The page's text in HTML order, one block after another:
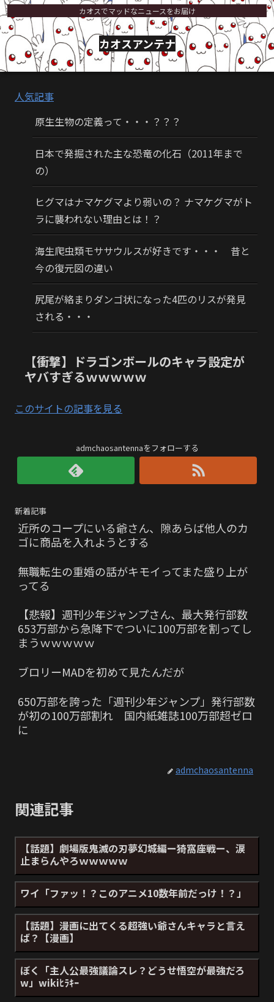
カオスでマッドなニュースをお届け
カオスアンテナ
人気記事
原生生物の定義って・・・？？？
日本で発掘された主な恐竜の化石（2011年まで
の）
ヒグマはナマケグマより弱いの？ ナマケグマがト
ラに襲われない理由とは！？
海生爬虫類モササウルスが好きです・・・ 昔と
今の復元図の違い
尻尾が絡まりダンゴ状になった4匹のリスが発見
される・・・
【衝撃】ドラゴンボールのキャラ設定が
ヤバすぎるｗｗｗｗｗ
このサイトの記事を見る
admchaosantennaをフォローする
新着記事
近所のコープにいる爺さん、隙あらば他人のカ
ゴに商品を入れようとする
無職転生の重婚の話がキモイってまた盛り上が
ってる
【悲報】週刊少年ジャンプさん、最大発行部数
653万部から急降下でついに100万部を割ってし
まうｗｗｗｗｗ
ブロリーMADを初めて見たんだが
650万部を誇った「週刊少年ジャンプ」発行部数
が初の100万部割れ 国内紙雑誌100万部超ゼロ
に
admchaosantenna
関連記事
【話題】劇場版鬼滅の刃夢幻城編ー猗窩座戦ー、涙
止まらんやろｗｗｗｗｗ
ワイ「ファッ！？このアニメ10数年前だっけ！？」
【話題】漫画に出てくる超強い爺さんキャラと言え
ば？【漫画】
ぼく「主人公最強議論スレ？どうせ悟空が最強だろ
w」wikiﾋﾗｷｰ